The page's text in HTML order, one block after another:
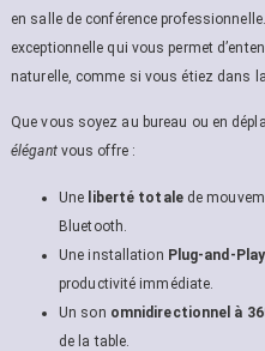
en salle de conférence
exceptionnelle qui vous permet
naturelle, comme si vous étiez dans
Que vous soyez au bureau ou en
élégantvous offre :
Une liberté totalede
Bluetooth.
Une installation Plug-and-Play
productivité immédiate.
Un son omnidirectionnel à
de la table.